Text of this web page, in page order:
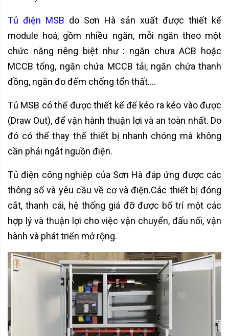
Tủ điện MSB do Sơn Hà sản xuất được thiết kế
module hoá, gồm nhiều ngăn, mỗi ngăn theo một
chức năng riêng biệt như : ngăn chưa ACB hoặc
MCCB tổng, ngăn chứa MCCB tải, ngăn chứa thanh
đồng, ngăn đo đếm chống tổn thất….
Tủ MSB có thể được thiết kế để kéo ra kéo vào được
(Draw Out), để vận hành thuận lợi và an toàn nhất. Do
đó có thể thay thế thiết bị nhanh chóng mà không
cần phải ngắt nguồn điện.
Tủ điện công nghiệp của Sơn Hà đáp ứng được các
thông số và yêu cầu về cơ và điện.Các thiết bị đóng
cắt, thanh cái, hệ thống giá đỡ được bố trí một các
hợp lý và thuận lợi cho việc vận chuyển, đấu nối, vận
hành và phát triển mở rộng.